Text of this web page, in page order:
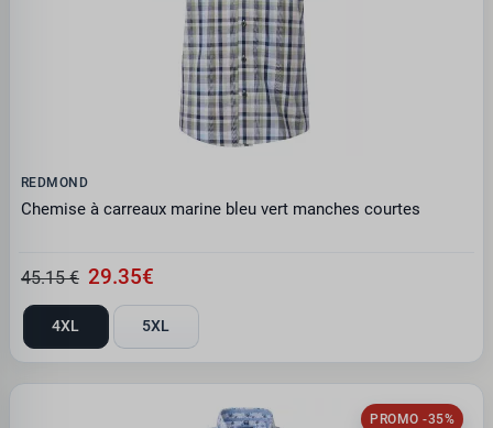
REDMOND
Chemise à carreaux marine bleu vert manches courtes
45.15 € 29.35€
4XL 5XL
PROMO -35%